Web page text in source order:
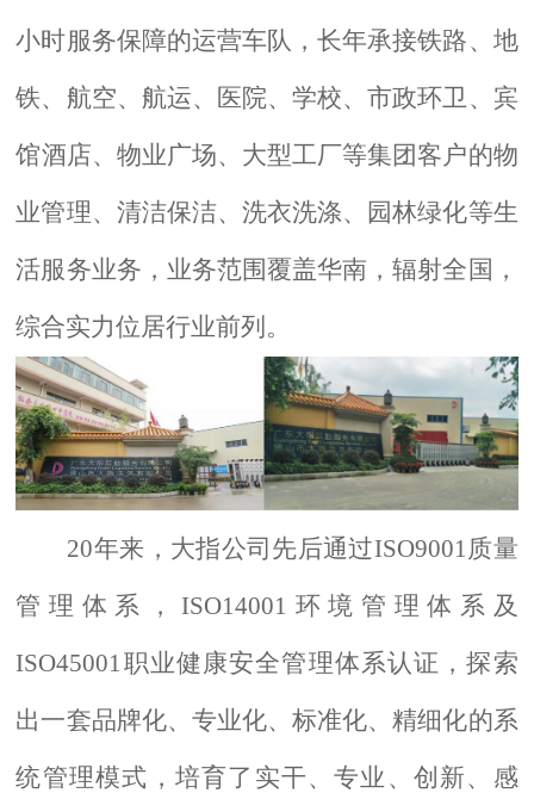
小时服务保障的运营车队，长年承接铁路、 地
铁、 航空、航运、医院、学校、市政环卫、 宾
馆酒店、物业广场、大型工厂等集团 客户的物
业管理、清洁保洁、 洗衣洗涤、
园林绿化等生
活服务业务，业务范围覆盖华南 ，辐射全国 ，
综合实力位居行业前列。
20年来，大指公司先后通过ISO9001质量
管理体系，ISO14001环境管理体系及
ISO45001职业健康安全管理体系认证，探索
出一套品牌化、专业化、标准化、精细化的系
统管理模式，培育了实干、专业、创新、感